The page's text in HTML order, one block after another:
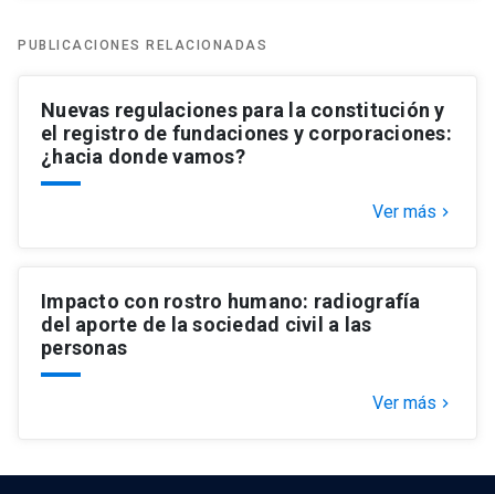
PUBLICACIONES RELACIONADAS
Nuevas regulaciones para la constitución y
el registro de fundaciones y corporaciones:
¿hacia donde vamos?
Ver más keyboard_arrow_right
Impacto con rostro humano: radiografía
del aporte de la sociedad civil a las
personas
Ver más keyboard_arrow_right